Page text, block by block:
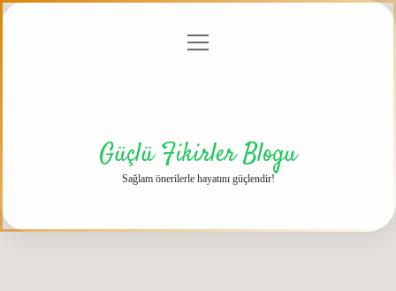
menüyü
Güçlü Fikirler Blogu
Sağlam önerilerle hayatını güçlendir!